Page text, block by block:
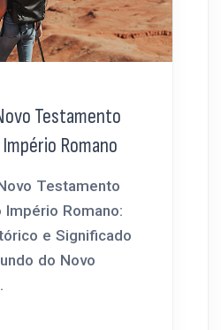
Testamento
Romano
Testamento
Romano:
e Significado
do Novo